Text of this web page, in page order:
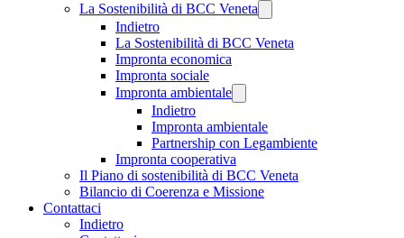
La Sostenibilità di BCC Veneta
Indietro
La Sostenibilità di BCC Veneta
Impronta economica
Impronta sociale
Impronta ambientale
Indietro
Impronta ambientale
Partnership con Legambiente
Impronta cooperativa
Il Piano di sostenibilità di BCC Veneta
Bilancio di Coerenza e Missione
Contattaci
Indietro